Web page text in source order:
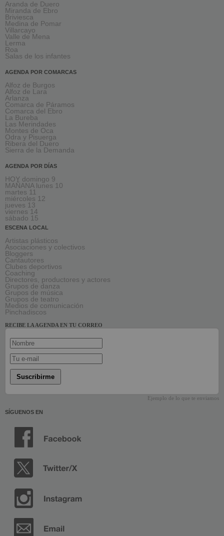
Aranda de Duero
Miranda de Ebro
Briviesca
Medina de Pomar
Villarcayo
Valle de Mena
Lerma
Roa
Salas de los infantes
AGENDA POR COMARCAS
Alfoz de Burgos
Alfoz de Lara
Arlanza
Comarca de Páramos
Comarca del Ebro
La Bureba
Las Merindades
Montes de Oca
Odra y Pisuerga
Ribera del Duero
Sierra de la Demanda
AGENDA POR DÍAS
HOY domingo 9
MAÑANA lunes 10
martes 11
miércoles 12
jueves 13
viernes 14
sábado 15
ESCENA LOCAL
Artistas plásticos
Asociaciones y colectivos
Bloggers
Cantautores
Clubes deportivos
Coaching
Directores, productores y actores
Grupos de danza
Grupos de música
Grupos de teatro
Medios de comunicación
Pinchadiscos
RECIBE LA AGENDA EN TU CORREO
Suscribirme
Ejemplo de lo que te enviamos
SÍGUENOS EN